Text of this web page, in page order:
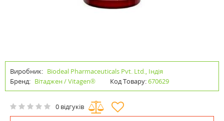
Виробник: Biodeal Pharmaceuticals Pvt. Ltd., Індія
Бренд: Вітаджен / Vitagen® Код Товару:670629
0 відгуків